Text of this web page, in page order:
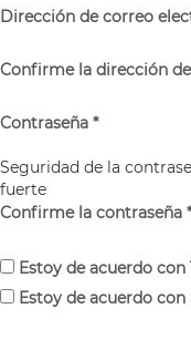
Dirección de correo
Confirme la dirección
Contraseña *
Seguridad de la
fuerte
Confirme la contraseña *
Estoy de acuerdo con
Estoy de acuerdo con